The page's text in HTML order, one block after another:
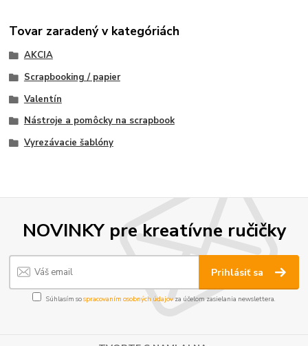
Tovar zaradený v kategóriách
AKCIA
Scrapbooking / papier
Valentín
Nástroje a pomôcky na scrapbook
Vyrezávacie šablóny
NOVINKY pre kreatívne ručičky
Prihlásiť sa
Súhlasím sospracovaním osobných údajov za účelom zasielania newslettera.